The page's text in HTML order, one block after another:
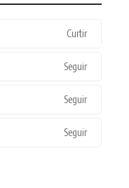
Curtir
Seguir
Seguir
Seguir